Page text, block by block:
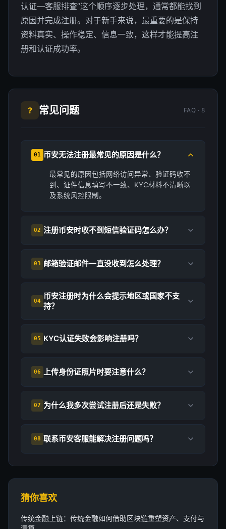
认证—客服排查”这个顺序逐步处理，通常都能找到
原因并完成注册。对于新手来说，最重要的是保持
资料真实、操作稳定、信息一致，这样才能提高注
册和认证成功率。
? 常见问题 FAQ · 8
01 币安无法注册最常见的原因是什么？
最常见的原因包括网络访问异常、验证码收不
到、证件信息填写不一致、KYC材料不清晰以
及系统风控限制。
02 注册币安时收不到短信验证码怎么办？
03 邮箱验证邮件一直没收到怎么处理？
04
币安注册时为什么会提示地区或国家不支
持？
05 KYC认证失败会影响注册吗？
06 上传身份证照片时要注意什么？
07 为什么我多次尝试注册后还是失败？
08 联系币安客服能解决注册问题吗？
猜你喜欢
传统金融上链：传统金融如何借助区块链重塑资产、支付与